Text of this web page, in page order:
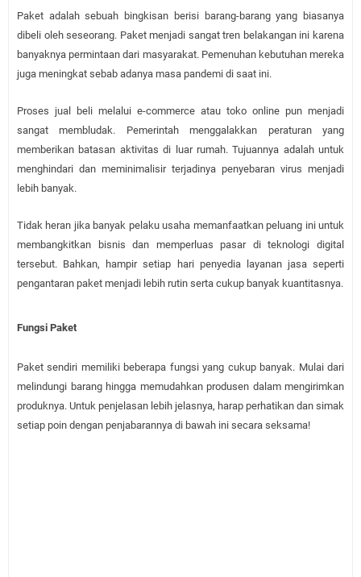
Paket adalah sebuah bingkisan berisi barang-barang yang biasanya
dibeli oleh seseorang. Paket menjadi sangat tren belakangan ini karena
banyaknya permintaan dari masyarakat. Pemenuhan kebutuhan mereka
juga meningkat sebab adanya masa pandemi di saat ini.
Proses jual beli melalui e-commerce atau toko online pun menjadi
sangat membludak. Pemerintah menggalakkan peraturan yang
memberikan batasan aktivitas di luar rumah. Tujuannya adalah untuk
menghindari dan meminimalisir terjadinya penyebaran virus menjadi
lebih banyak.
Tidak heran jika banyak pelaku usaha memanfaatkan peluang ini untuk
membangkitkan bisnis dan memperluas pasar di teknologi digital
tersebut. Bahkan, hampir setiap hari penyedia layanan jasa seperti
pengantaran paket menjadi lebih rutin serta cukup banyak kuantitasnya.
Fungsi Paket
Paket sendiri memiliki beberapa fungsi yang cukup banyak. Mulai dari
melindungi barang hingga memudahkan produsen dalam mengirimkan
produknya. Untuk penjelasan lebih jelasnya, harap perhatikan dan simak
setiap poin dengan penjabarannya di bawah ini secara seksama!